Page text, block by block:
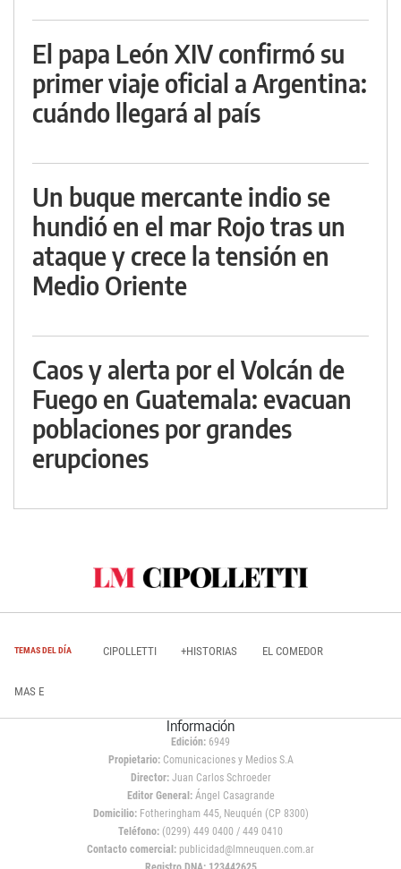
El papa León XIV confirmó su
primer viaje oficial a Argentina:
cuándo llegará al país
Un buque mercante indio se
hundió en el mar Rojo tras un
ataque y crece la tensión en
Medio Oriente
Caos y alerta por el Volcán de
Fuego en Guatemala: evacuan
poblaciones por grandes
erupciones
TEMAS DEL DÍA CIPOLLETTI +HISTORIAS EL COMEDOR
MAS E
Información
Edición: 6949
Propietario:Comunicaciones y Medios S.A
Director: Juan Carlos Schroeder
Editor General:Ángel Casagrande
Domicilio:Fotheringham 445, Neuquén (CP 8300)
Teléfono: (0299) 449 0400 / 449 0410
Contacto comercial: publicidad@lmneuquen.com.ar